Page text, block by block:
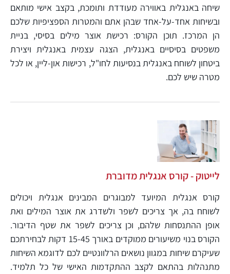
שיחה באנגלית באווירה מעודדת ותומכת, בקצב אישי מותאם
ובשיחות אחד-על-אחד שבהן אתם והמטרות הספציפיות שלכם
הן המרכז. תוכן הקורס: רכישת אוצר מילים בסיסי, בניית
משפטים בסיסיים באנגלית, הצגה עצמית באנגלית ויצירת
ביטחון לשוחח באנגלית בנסיעות לחו"ל, רכישות און-ליין, או לכל
מטרה שיש לכם.
לייטוק - קורס אנגלית מדוברת
קורס אנגלית המיועד למבוגרים המבינים אנגלית ויכולים
לשוחח בה, אך צריכים לשפר ולשדרג את אוצר המילים ואת
אופן ההתנסחות שלהם, וכן צריכים לשפר את שטף הדיבור.
הקורס בנוי משיעורים ממוקדים באורך 15-45 דקות לבחירתכם
שעיקרם שיחות במגוון נושאים הרלוונטיים לכם לדוגמא השיחות
מתנהלות בהתאם לקצב ההתקדמות האישי של כל תלמיד.